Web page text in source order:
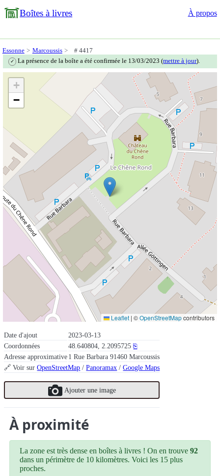
Boîtes à livres À propos
Essonne Marcoussis # 4417
✓ La présence de la boîte a été confirmée le 13/03/2023 (mettre à jour).
Date d'ajout
2023-03-13
Coordonnées
48.640804, 2.2095725 ⎘
Adresse approximative1 Rue Barbara 91460 Marcoussis
🔗 Voir surOpenStreetMap /Panoramax /Google Maps
Ajouter une image
+
−
Leaflet | ©OpenStreetMapcontributors
À proximité
La zone est très dense en boîtes à livres ! On en trouve92
dans un périmètre de 10 kilomètres. Voici les 15 plus
proches.